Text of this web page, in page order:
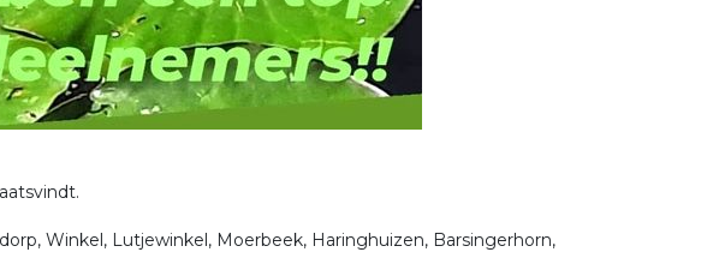
Winkel, Lutjewinkel, Moerbeek, Haringhuizen, Barsingerhorn,